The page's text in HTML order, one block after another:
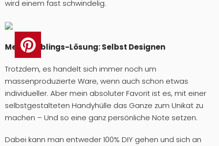
wird einem fast schwindelig.
Meine Lieblings-Lösung: Selbst Designen
Trotzdem, es handelt sich immer noch um
massenproduzierte Ware, wenn auch schon etwas
individueller. Aber mein absoluter Favorit ist es, mit einer
selbstgestalteten Handyhülle das Ganze zum Unikat zu
machen – Und so eine ganz persönliche Note setzen.
Dabei kann man entweder 100% DIY gehen und sich an